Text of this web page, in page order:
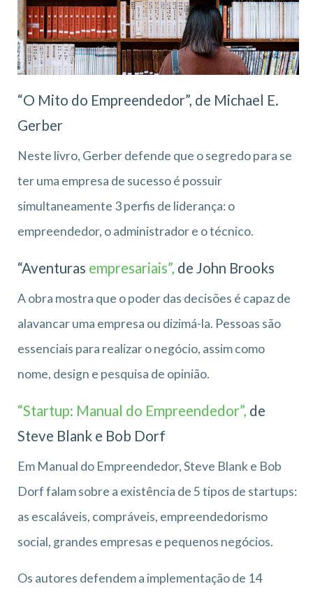
“O Mito do Empreendedor”, de Michael E.
Gerber
Neste livro, Gerber defende que o segredo para se
ter uma empresa de sucesso é possuir
simultaneamente 3 perfis de liderança: o
empreendedor, o administrador e o técnico.
“Aventuras empresariais”, de John Brooks
A obra mostra que o poder das decisões é capaz de
alavancar uma empresa ou dizimá-la. Pessoas são
essenciais para realizar o negócio, assim como
nome, design e pesquisa de opinião.
“Startup: Manual do Empreendedor”, de
Steve Blank e Bob Dorf
Em Manual do Empreendedor, Steve Blank e Bob
Dorf falam sobre a existência de 5 tipos de startups:
as escaláveis, compráveis, empreendedorismo
social, grandes empresas e pequenos negócios.
Os autores defendem a implementação de 14